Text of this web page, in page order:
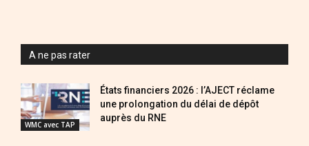
A ne pas rater
WMC avec TAP
États financiers 2026 : l’AJECT réclame
une prolongation du délai de dépôt
auprès du RNE